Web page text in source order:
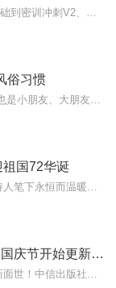
俗习惯
国72华诞
小猪屏蓬十二生肖神8 羊神篇国庆节开始更新啦！